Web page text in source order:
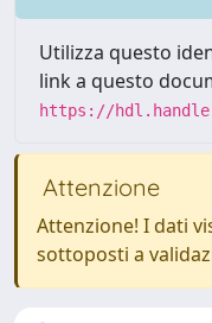
Utilizza questo
link a questo
https://
Attenzione
Attenzione! I dati
sottoposti a